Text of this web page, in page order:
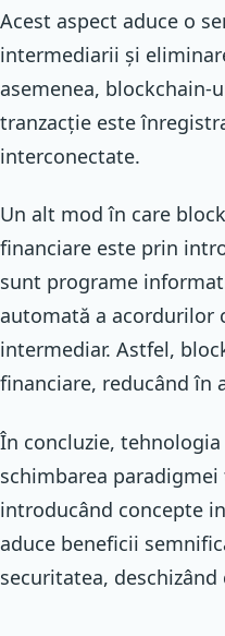
Acest aspect aduce o
intermediarii și
asemenea, blockchain-
tranzacție este
interconectate.
Un alt mod în care
financiare este prin
sunt programe
automată a acordurilor
intermediar. Astfel,
financiare, reducând în
În concluzie,
schimbarea
introducând concepte
aduce beneficii
securitatea,